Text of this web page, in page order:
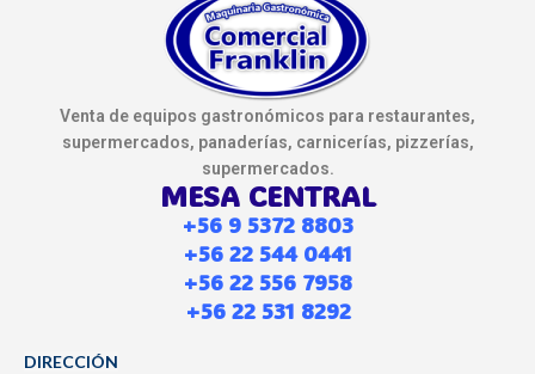
Venta de equipos gastronómicos para restaurantes,
supermercados, panaderías, carnicerías, pizzerías,
supermercados.
MESA CENTRAL
+56 9 5372 8803
+56 22 544 0441
+56 22 556 7958
+56 22 531 8292
DIRECCIÓN